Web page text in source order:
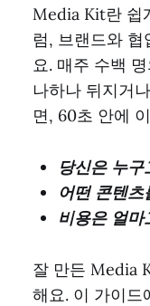
Media Kit란 쉽
럼, 브랜드와
요. 매주 수백
나하나 뒤지거
면, 60초 안에
당신은 누구
어떤 콘텐
비용은 얼마
잘 만든 Media
해요. 이 가이